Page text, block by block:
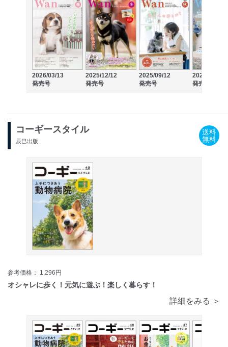
2026/03/13
発売号
2025/12/12
発売号
2025/09/12
発売号
2025/06/13
発売号
コーギースタイル
辰巳出版
送料
無料
参考価格： 1,296円
オシャレに歩く！元気に遊ぶ！楽しく暮らす！
詳細をみる ＞